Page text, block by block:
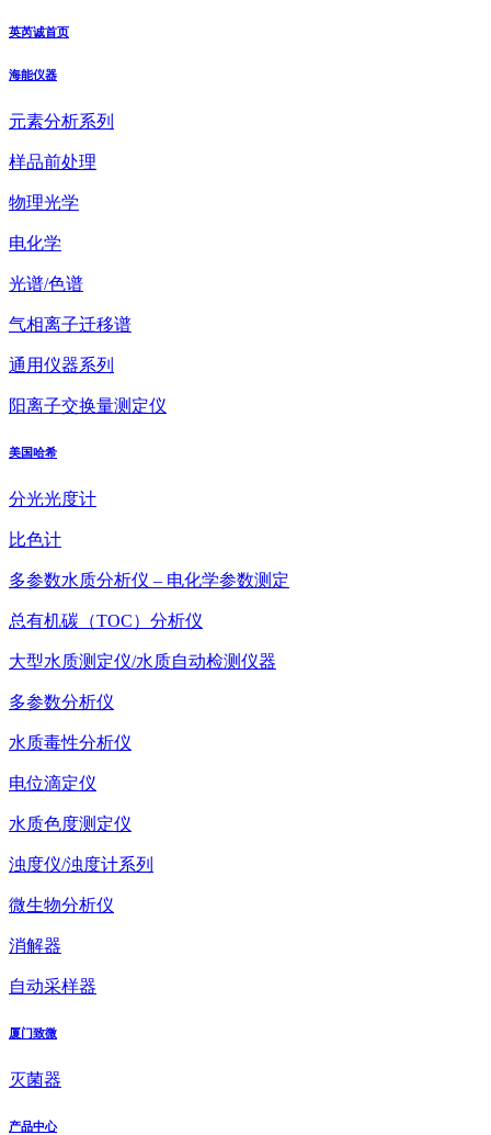
英芮诚首页
海能仪器
元素分析系列
样品前处理
物理光学
电化学
光谱/色谱
气相离子迁移谱
通用仪器系列
阳离子交换量测定仪
美国哈希
分光光度计
比色计
多参数水质分析仪 – 电化学参数测定
总有机碳（TOC）分析仪
大型水质测定仪/水质自动检测仪器
多参数分析仪
水质毒性分析仪
电位滴定仪
水质色度测定仪
浊度仪/浊度计系列
微生物分析仪
消解器
自动采样器
厦门致微
灭菌器
产品中心